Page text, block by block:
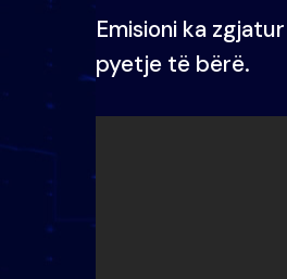
Emisioni ka
pyetje të bërë.